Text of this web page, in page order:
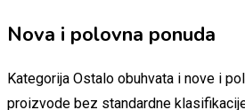
Nova i polovna ponuda
Kategorija Ostalo obuhvata i nove i
proizvode bez standardne